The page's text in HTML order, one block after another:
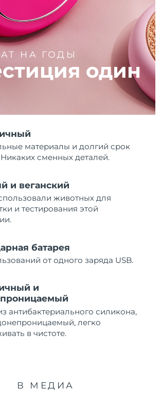
НА ГОДЫ
один
материалы и долгий срок
сменных деталей.
и веганский
животных для
и тестирования этой
батарея
от одного заряда USB.
и
антибактериального силикона,
легко
в чистоте.
В МЕДИА